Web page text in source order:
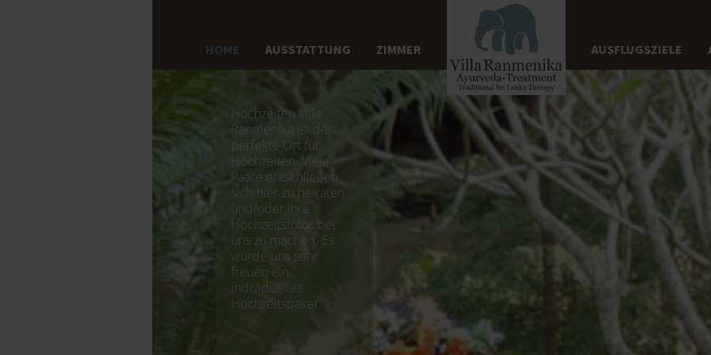
HOME AUSSTATTUNG ZIMMER AUSFLUGSZIELE
Hochzeiten Villa
Ranmenika ist der
perfekte Ort für
Hochzeiten. Viele
Paare entschließen
sich hier zu heiraten
und/oder ihre
Hochzeitsfotos bei
uns zu machen. Es
würde uns sehr
freuen ein
individuelles
Hochzeitspaket